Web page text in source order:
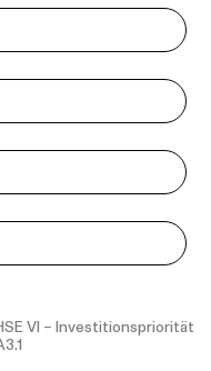
VI – Investitionspriorität